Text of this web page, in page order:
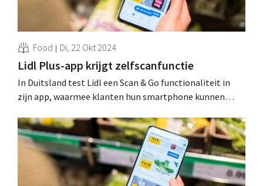
Food Di, 22 Okt 2024
Lidl Plus-app krijgt zelfscanfunctie
In Duitsland test Lidl een Scan & Go functionaliteit in
zijn app, waarmee klanten hun smartphone kunnen
internationale uitrol zou op de planning staan. .